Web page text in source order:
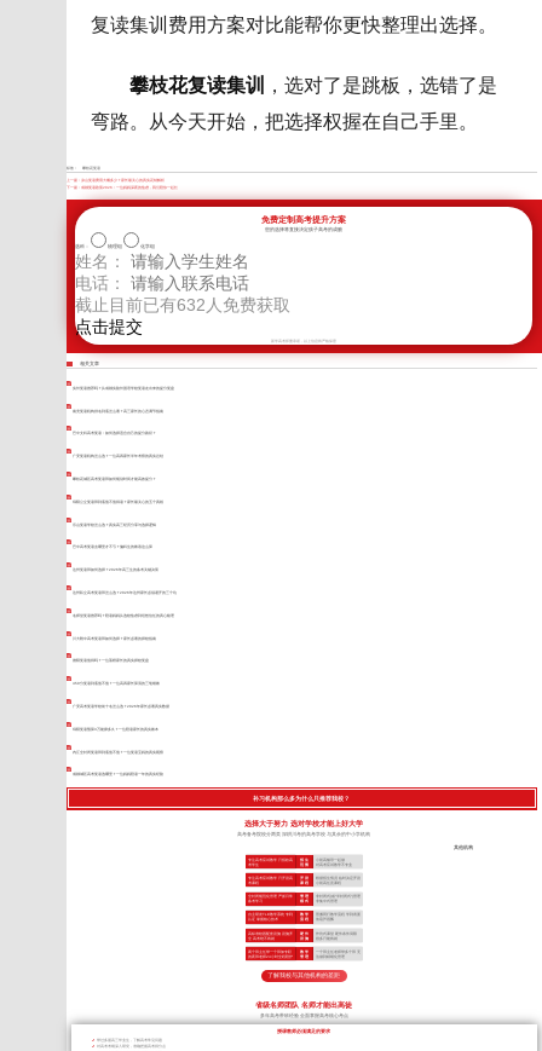
复读集训费用方案对比能帮你更快整理出选择。
攀枝花复读集训
，选对了是跳板，选错了是
弯路。从今天开始，把选择权握在自己手里。
标签： 攀枝花复读
上一篇： 凉山复读费用大概多少？家长最关心的真实花销解析
下一篇：
成都复读政策2026：一位妈妈深夜的焦虑，我们陪你一起扛
免费定制高考提升方案
您的选择将直接决定孩子高考的成败
选科： 物理组 化学组
姓名：
电话：
截止目前已有632 人免费获取
新学高考郑重承诺，以上信息将严格保密
相关文章
实外复读推荐吗？从成都实验外国语学校复读走出来的提分复盘
南充复读机构排名到底怎么看？高三家长的心态调节指南
巴中文科高考复读：如何选择适合自己的提分路径？
广安复读机构怎么选？一位高四家长半年考察的真实总结
攀枝花城区高考复读班如何规划时间才能高效提分？
绵阳公立复读班到底值不值得读？家长最关心的五个真相
乐山复读学校怎么选？真实高三经历分享与选择逻辑
巴中高考复读去哪里才不亏？偏科生的账该这么算
达州复读班如何选择？2026年高三生的备考关键决策
达州私立高考复读班怎么选？2026年达州家长必须避开的三个坑
名师堂复读推荐吗？陪读妈妈从选校焦虑到坦然信任的真心梳理
川大附中高考复读班如何选择？家长必看的择校指南
德阳复读值得吗？一位落榜家长的真实择校复盘
450分复读到底值不值？一位高四家长算清的三笔细账
广安高考复读学校前十名怎么选？2026年家长必看真实数据
绵阳复读预算3万能撑多久？一位陪读家长的真实账本
内江全封闭复读班到底值不值？一位复读宝妈的真实观察
成都城区高考复读选哪里？一位妈妈陪读一年的真实经验
补习机构那么多为什么只推荐我校？
选择大于努力 选对学校才能上好大学
高考备考院校分两类 深耕川考的高考学校 与其余的中小学机构
其他机构
专注高考应试教学 只招收高
考学生
招 生
范 围
小初高辅导一起做
对高考应试教学不专业
专注高考应试教学 只开设高
考课程
开 设
课 程
根据招生情况 临时决定开设
小初高任意课程
全封闭规范化管理 严抓日常
备考学习
管 理
模 式
非封闭式(或“半封闭式”)管理
非集中式管理
自主研发TLE教学系统 专利
认证 掌握核心技术
教 学
流 程
照搬同行教学流程 学到表面
依葫芦画瓢
高标准校园配套设施 设施齐
全 高考绝不将就
硬 件
设 施
作坊式课堂 硬件条件局限
很多只能将就
两个班主任带一个班加专职
的夜班老师24小时全程陪护
教 学
管 理
一个班主任老师带多个班 无
法做到精细化管理
了解我校与其他机构的差距
省级名师团队 名师才能出高徒
多年高考带班经验 全面掌握高考核心考点
授课教师必须满足的要求
带过多届高三毕业生，了解高考常见问题
对高考考纲深入研究，准确把握高考得分点